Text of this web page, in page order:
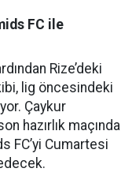
FC ile
Rize’deki
lig öncesindeki
Çaykur
hazırlık maçında
FC’yi Cumartesi